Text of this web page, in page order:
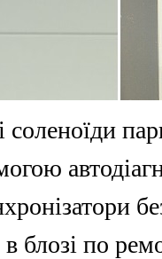
соленоїди
блозі по